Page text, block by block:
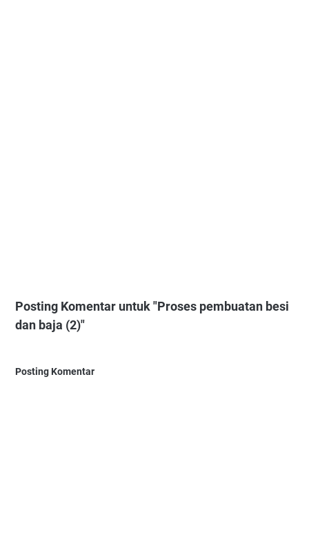
Posting Komentar untuk "Proses pembuatan besi
dan baja (2)"
Posting Komentar